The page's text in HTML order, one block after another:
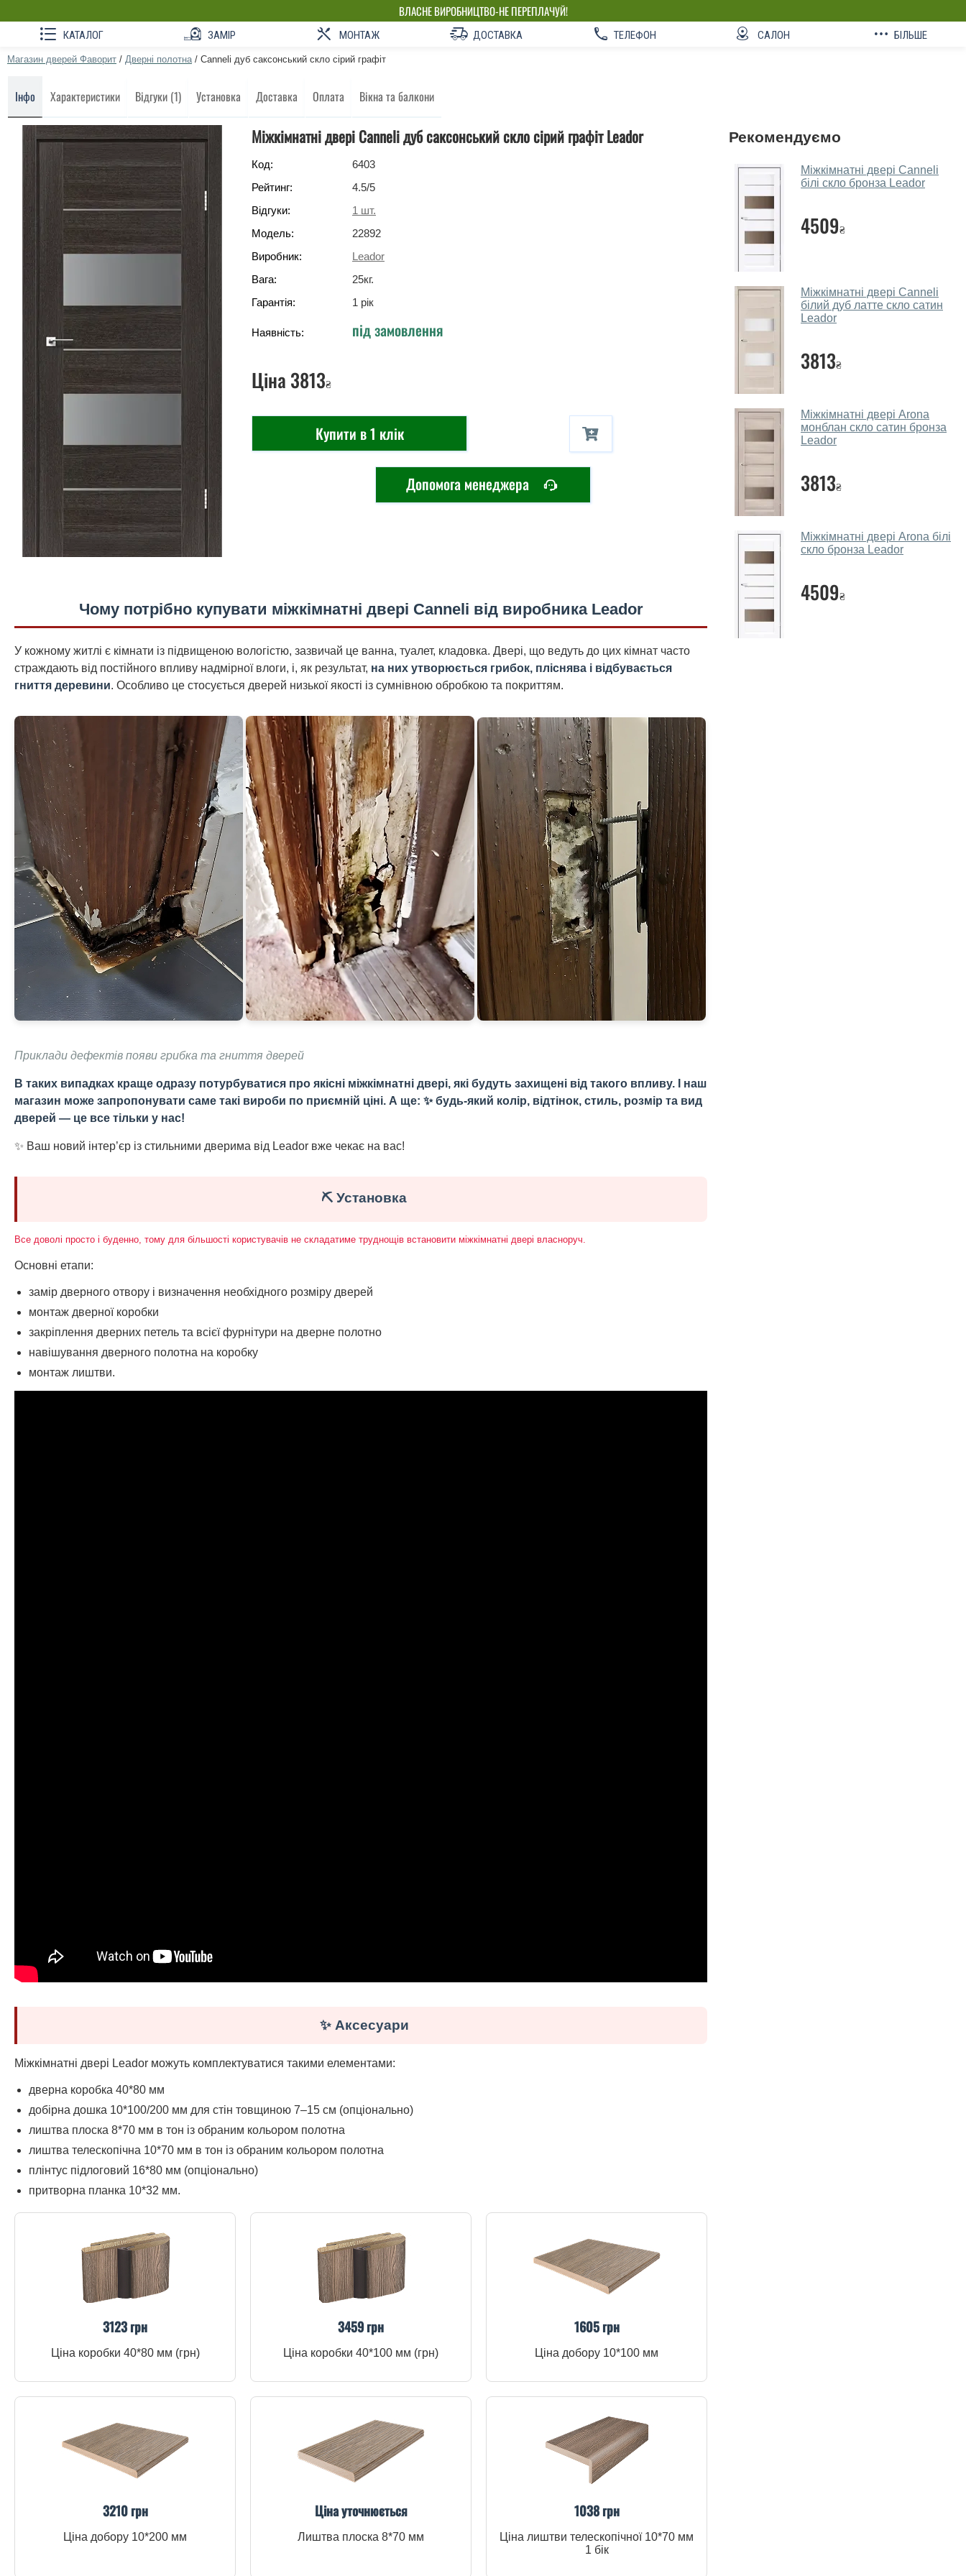
ВЛАСНЕ ВИРОБНИЦТВО-НЕ ПЕРЕПЛАЧУЙ!
КАТАЛОГ ЗАМІР МОНТАЖ ДОСТАВКА ТЕЛЕФОН САЛОН БІЛЬШЕ
Магазин дверей Фаворит / Дверні полотна / Canneli дуб саксонський скло сірий графіт
Інфо Характеристики Відгуки (1) Установка Доставка Оплата Вікна та балкони
Міжкімнатні двері Canneli дуб саксонський скло сірий графіт Leador
Код:
6403
Рейтинг:
4.5/5
Відгуки:
1 шт.
Модель:
22892
Виробник:
Leador
Вага:
25кг.
Гарантія:
1 рік
Наявність: під замовлення
Ціна 3813₴
Купити в 1 клік
Допомога менеджера
Чому потрібно купувати міжкімнатні двері Canneli від виробника Leador
У кожному житлі є кімнати із підвищеною вологістю, зазвичай це ванна, туалет, кладовка. Двері, що ведуть до цих кімнат часто
страждають від постійного впливу надмірної влоги, і, як результат, на них утворюється грибок, пліснява і відбувається
гниття деревини. Особливо це стосується дверей низької якості із сумнівною обробкою та покриттям.
Приклади дефектів появи грибка та гниття дверей
В таких випадках краще одразу потурбуватися про якісні міжкімнатні двері, які будуть захищені від такого впливу. І наш
магазин може запропонувати саме такі вироби по приємній ціні. А ще: ✨ будь-який колір, відтінок, стиль, розмір та вид
дверей — це все тільки у нас!
✨ Ваш новий інтер’єр із стильними дверима від Leador вже чекає на вас!
⛏️ Установка
Все доволі просто і буденно, тому для більшості користувачів не складатиме труднощів встановити міжкімнатні двері власноруч.
Основні етапи:
замір дверного отвору і визначення необхідного розміру дверей
монтаж дверної коробки
закріплення дверних петель та всієї фурнітури на дверне полотно
навішування дверного полотна на коробку
монтаж лиштви.
✨ Аксесуари
Міжкімнатні двері Leador можуть комплектуватися такими елементами:
дверна коробка 40*80 мм
добірна дошка 10*100/200 мм для стін товщиною 7–15 см (опціонально)
лиштва плоска 8*70 мм в тон із обраним кольором полотна
лиштва телескопічна 10*70 мм в тон із обраним кольором полотна
плінтус підлоговий 16*80 мм (опціонально)
притворна планка 10*32 мм.
3123 грн
Ціна коробки 40*80 мм (грн)
3459 грн
Ціна коробки 40*100 мм (грн)
1605 грн
Ціна добору 10*100 мм
3210 грн
Ціна добору 10*200 мм
Ціна уточнюється
Лиштва плоска 8*70 мм
1038 грн
Ціна лиштви телескопічної 10*70 мм
1 бік
Рекомендуємо
Міжкімнатні двері Canneli
білі скло бронза Leador
4509₴
Міжкімнатні двері Canneli
білий дуб латте скло сатин
Leador
3813₴
Міжкімнатні двері Arona
монблан скло сатин бронза
Leador
3813₴
Міжкімнатні двері Arona білі
скло бронза Leador
4509₴